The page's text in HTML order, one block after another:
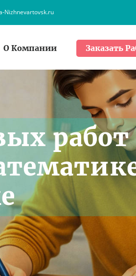
Nizhnevartovsk.ru
О Компании Заказать
работ